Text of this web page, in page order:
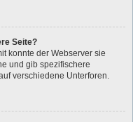
Seite?
konnte der Webserver sie
und gib spezifischere
verschiedene Unterforen.